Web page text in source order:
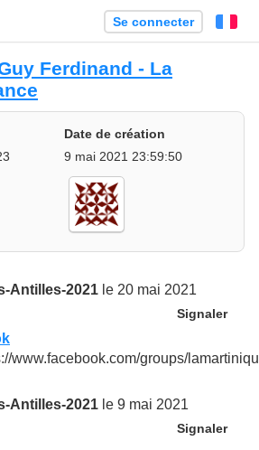
Se connecter
Ferdinand - La
Date de création
9 mai 2021 23:59:50
Antilles-2021 le 20 mai 2021
Signaler
www.facebook.com/groups/
Antilles-2021 le 9 mai 2021
Signaler